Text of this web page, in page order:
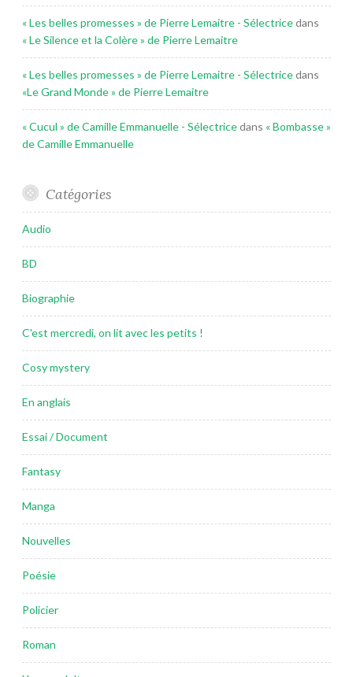
« Les belles promesses » de Pierre Lemaitre - Sélectricedans
« Le Silence et la Colère » de Pierre Lemaitre
« Les belles promesses » de Pierre Lemaitre - Sélectricedans
«Le Grand Monde » de Pierre Lemaitre
« Cucul » de Camille Emmanuelle - Sélectricedans « Bombasse »
de Camille Emmanuelle
Catégories
Audio
BD
Biographie
C'est mercredi, on lit avec les petits !
Cosy mystery
En anglais
Essai / Document
Fantasy
Manga
Nouvelles
Poésie
Policier
Roman